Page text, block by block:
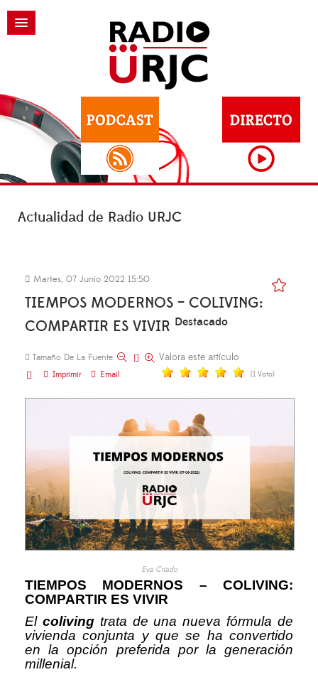
Actualidad de Radio URJC
Martes, 07 Junio 2022 15:50
TIEMPOS MODERNOS – COLIVING:
COMPARTIR ES VIVIR Destacado
Tamaño De La Fuente
Imprimir
Email
Valora este artículo
(1 Voto)
Eva Criado
TIEMPOS MODERNOS – COLIVING:
COMPARTIR ES VIVIR
El colivingtrata de una nueva fórmula de
vivienda conjunta y que se ha convertido
en la opción preferida por la generación
millenial.